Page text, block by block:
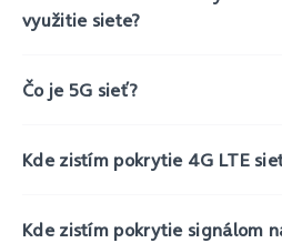
využitie siete?
Čo je 5G sieť?
Kde zistím pokrytie 4G LTE
Kde zistím pokrytie signálom